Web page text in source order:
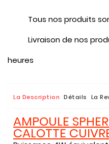
Tous nos produits
Livraison de nos
heures
La Description Détails La
AMPOULE
CALOTTE